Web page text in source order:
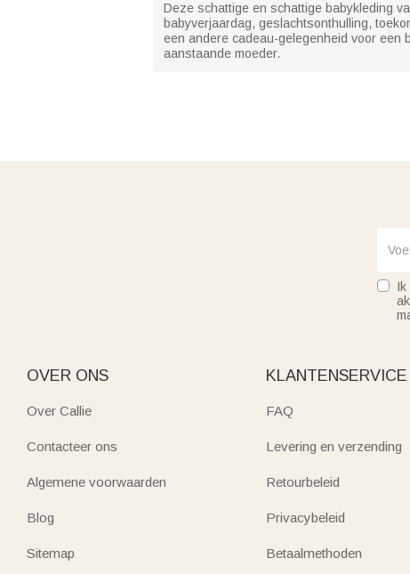
Deze schattige en schattige babykleding
babyverjaardag, geslachtsonthulling,
een andere cadeau-gelegenheid voor een
aanstaande moeder.
Ik
OVER ONS
Over Callie
Contacteer ons
Algemene voorwaarden
Blog
Sitemap
KLANTENSERVICE
FAQ
Levering en verzending
Retourbeleid
Privacybeleid
Betaalmethoden